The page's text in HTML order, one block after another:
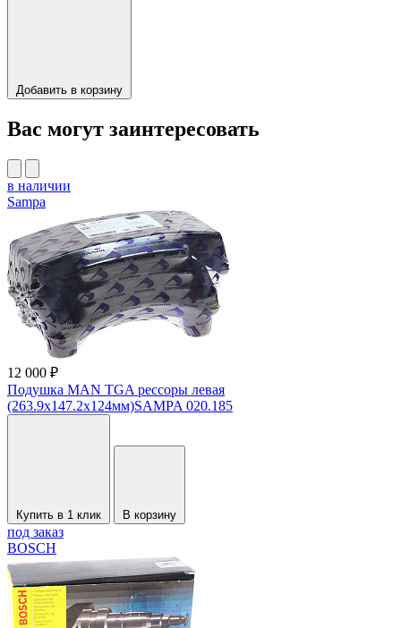
Добавить в корзину
Вас могут заинтересовать
в наличии
Sampa
12 000 ₽
Подушка MAN TGA рессоры левая
(263.9х147.2х124мм)SAMPA 020.185
Купить в 1 клик В корзину
под заказ
BOSCH